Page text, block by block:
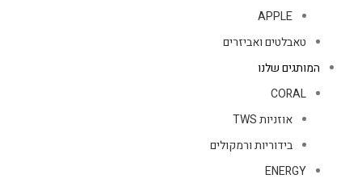
APPLE
טאבלטים ואביזרים
המותגים שלנו
CORAL
אוזניות TWS
בידוריות ורמקולים
ENERGY